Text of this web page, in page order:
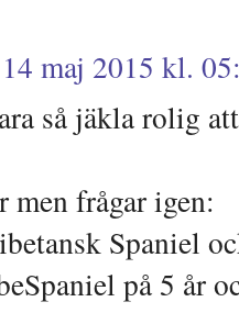
14 maj 2015 kl.
så jäkla rolig
men frågar igen:
Spaniel
på 5 år